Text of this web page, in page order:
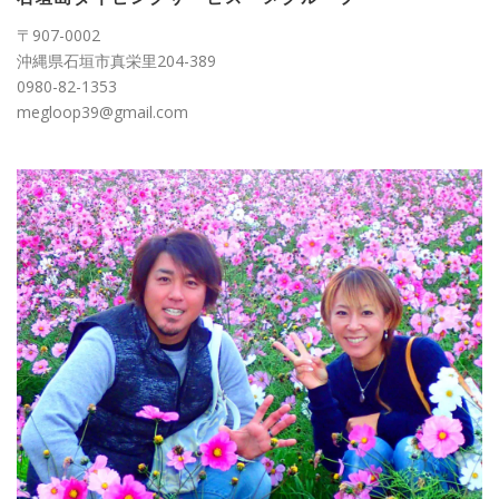
〒907-0002
沖縄県石垣市真栄里204-389
0980-82-1353
megloop39@gmail.com